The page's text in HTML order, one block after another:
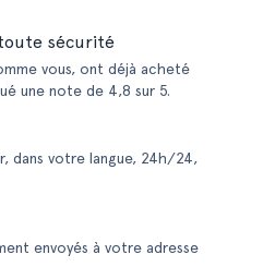
sécurité
vous, ont déjà acheté
une note de 4,8 sur 5.
dans votre langue, 24h/24,
envoyés à votre adresse